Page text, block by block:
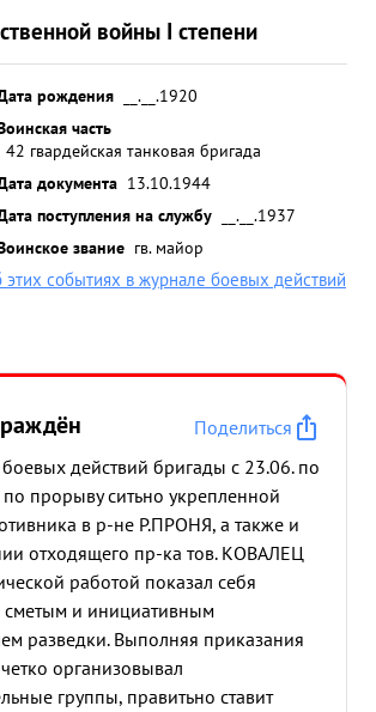
войны I степени
рождения
__.__.1920
часть
42 гвардейская танковая бригада
документа 13.10.1944
поступления на службу
__.__.1937
звание гв. майор
этих событиях в журнале боевых действий
Поделиться
действий бригады с 23.06. по
по прорыву ситьно укрепленной
в р-не Р.ПРОНЯ, а также и
отходящего пр-ка тов. КОВАЛЕЦ
работой показал себя
и инициативным
разведки. Выполняя приказания
организовывал
группы, правитьно ставит